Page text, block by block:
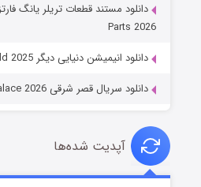
Parts 2026
دانلود انیمیشن دنیایی دیگر Another World 2025
دانلود سریال قصر شرقی The East Palace 2026
آپدیت شده‌ها